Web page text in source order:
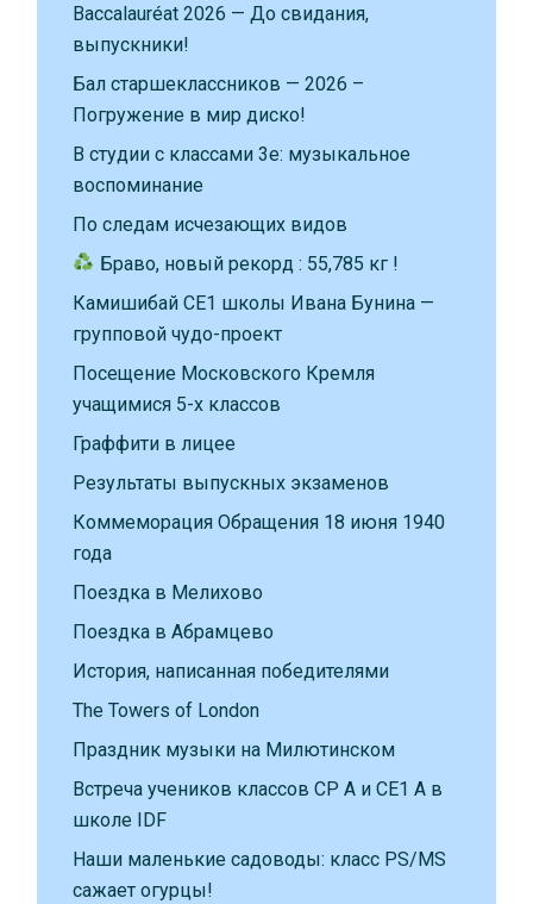
Baccalauréat 2026 — До свидания,
выпускники!
Бал старшеклассников — 2026 –
Погружение в мир диско!
В студии с классами 3е: музыкальное
воспоминание
По следам исчезающих видов
Браво, новый рекорд : 55,785 кг !
Камишибай CE1 школы Ивана Бунина —
групповой чудо-проект
Посещение Московского Кремля
учащимися 5-х классов
Граффити в лицее
Результаты выпускных экзаменов
Коммеморация Обращения 18 июня 1940
года
Поездка в Мелихово
Поездка в Абрамцево
История, написанная победителями
The Towers of London
Праздник музыки на Милютинском
Встреча учеников классов CP A и CE1 A в
школе IDF
Наши маленькие садоводы: класс PS/MS
сажает огурцы!